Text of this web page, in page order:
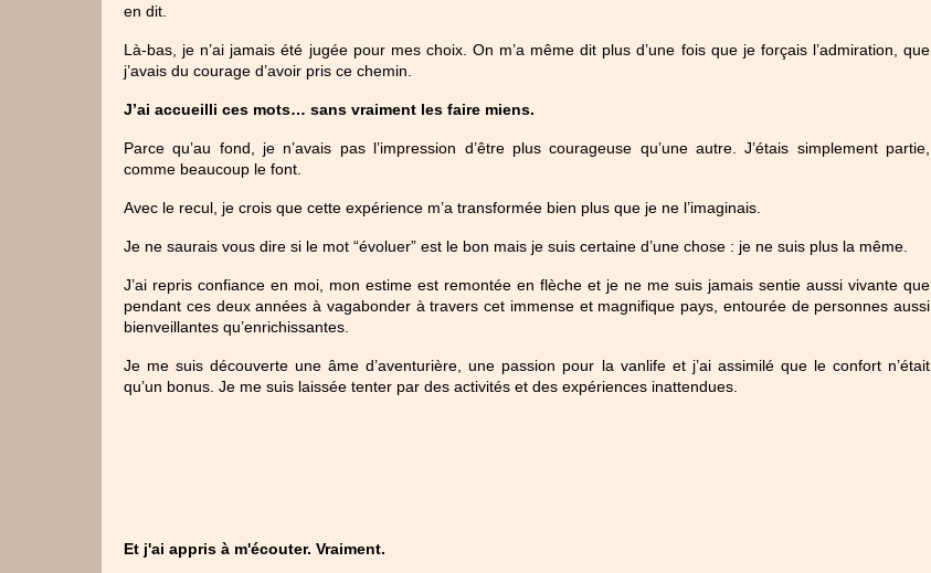
en dit.
Là-bas, je n’ai jamais été jugée pour mes choix. On m’a même dit plus d’une fois que je forçais l’admiration, que
j’avais du courage d’avoir pris ce chemin.
J’ai accueilli ces mots… sans vraiment les faire miens.
Parce qu’au fond, je n’avais pas l’impression d’être plus courageuse qu’une autre. J’étais simplement partie,
comme beaucoup le font.
Avec le recul, je crois que cette expérience m’a transformée bien plus que je ne l’imaginais.
Je ne saurais vous dire si le mot “évoluer” est le bon mais je suis certaine d’une chose : je ne suis plus la même.
J’ai repris confiance en moi, mon estime est remontée en flèche et je ne me suis jamais sentie aussi vivante que
pendant ces deux années à vagabonder à travers cet immense et magnifique pays, entourée de personnes aussi
bienveillantes qu’enrichissantes.
Je me suis découverte une âme d’aventurière, une passion pour la vanlife et j’ai assimilé que le confort n’était
qu’un bonus. Je me suis laissée tenter par des activités et des expériences inattendues.
Et j'ai appris à m'écouter. Vraiment.